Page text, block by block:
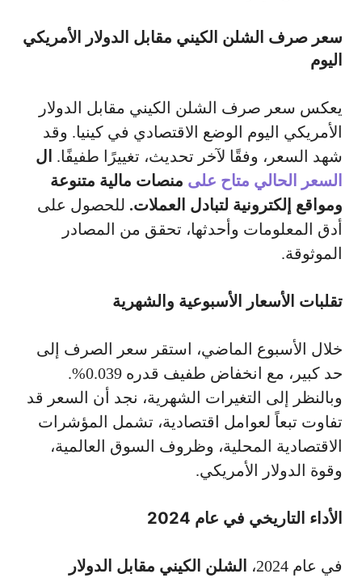
سعر صرف الشلن الكيني مقابل الدولار الأمريكي
اليوم
يعكس سعر صرف الشلن الكيني مقابل الدولار
الأمريكي اليوم الوضع الاقتصادي في كينيا. وقد
شهد السعر، وفقًا لآخر تحديث، تغييرًا طفيفًا. ال
السعر الحالي متاح على منصات مالية متنوعة
ومواقع إلكترونية لتبادل العملات. للحصول على
أدق المعلومات وأحدثها، تحقق من المصادر
الموثوقة.
تقلبات الأسعار الأسبوعية والشهرية
خلال الأسبوع الماضي، استقر سعر الصرف إلى
حد كبير، مع انخفاض طفيف قدره 0.039%.
وبالنظر إلى التغيرات الشهرية، نجد أن السعر قد
تفاوت تبعاً لعوامل اقتصادية، تشمل المؤشرات
الاقتصادية المحلية، وظروف السوق العالمية،
وقوة الدولار الأمريكي.
الأداء التاريخي في عام 2024
في عام 2024،
الشلن الكيني مقابل الدولار